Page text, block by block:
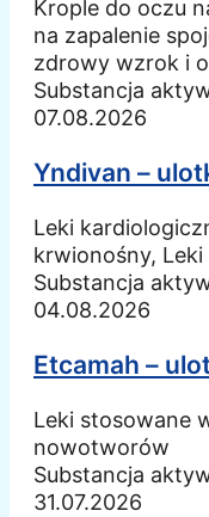
Krople do oczu
na zapalenie
zdrowy wzrok i
Substancja
07.08.2026
Yndivan –
Leki
krwionośny,
Substancja
04.08.2026
Etcamah –
Leki stosowane
nowotworów
Substancja
31.07.2026